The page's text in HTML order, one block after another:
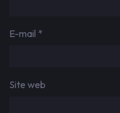
E-mail *
Site web